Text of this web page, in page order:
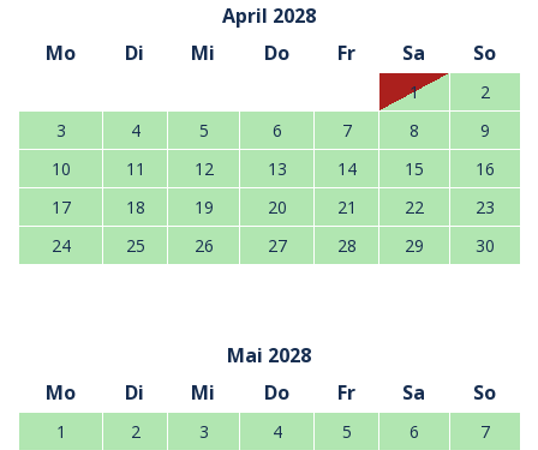
April 2028
Mo
Di Mi Do Fr Sa So
1
2
3
4 5 6 7 8
9
10
11 12 13 14 15
16
17
18 19 20 21 22
23
24
25 26 27 28 29 30
Mai 2028
Mo
Di Mi Do Fr Sa So
1 2 3 4 5 6
7